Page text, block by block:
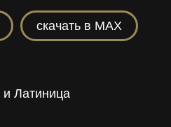
скачать в MAX
и Латиница